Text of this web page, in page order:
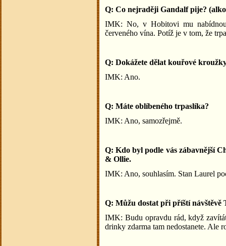
Q: Co nejraději Gandalf pije?
IMK: No, v Hobitovi mu
červeného vína. Potíž je v tom, že
Q: Dokážete dělat kouřové
IMK: Ano.
Q: Máte oblíbeného trpaslíka?
IMK: Ano, samozřejmě.
Q: Kdo byl podle vás zábavnější
& Ollie.
IMK: Ano, souhlasím. Stan Laurel
Q: Můžu dostat při příští návštěvě
IMK: Budu opravdu rád, když
drinky zdarma tam nedostanete. Ale